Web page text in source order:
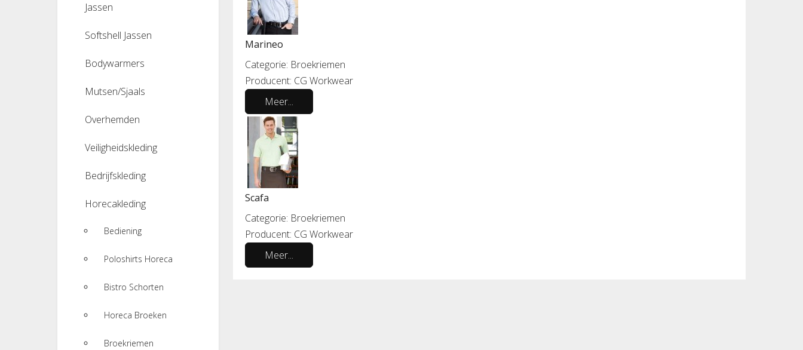
Jassen
Softshell Jassen
Bodywarmers
Mutsen/Sjaals
Overhemden
Veiligheidskleding
Bedrijfskleding
Horecakleding
Bediening
Poloshirts Horeca
Bistro Schorten
Horeca Broeken
Broekriemen
Marineo
Categorie: Broekriemen
Producent: CG Workwear
Meer...
Scafa
Categorie: Broekriemen
Producent: CG Workwear
Meer...